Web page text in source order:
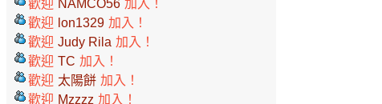
歡迎 NAMCO56 加入！
歡迎 lon1329 加入！
歡迎 Judy Rila 加入！
歡迎 TC 加入！
歡迎 太陽餅 加入！
歡迎 Mzzzz 加入！